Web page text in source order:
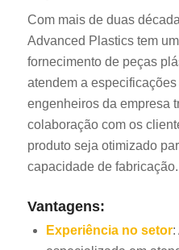
Com mais de duas
Advanced Plastics tem
fornecimento de peças
atendem a
engenheiros da empresa
colaboração com os
produto seja otimizado
capacidade de fabricação.
Vantagens:
Experiência no setor: